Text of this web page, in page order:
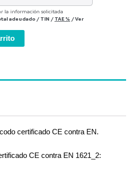
la información solicitada
adeudado / TIN / TAE % /Ver
certificado CE contra EN.
CE contra EN 1621_2: